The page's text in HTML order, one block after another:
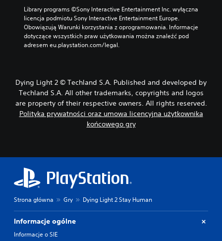
Library programs ©Sony Interactive Entertainment Inc. wyłączna
licencja podmiotu Sony Interactive Entertainment Europe.
Obowiązują Warunki korzystania z oprogramowania. Informacje
dotyczące wszystkich praw użytkowania można znaleźć pod
adresem eu.playstation.com/legal.
Dying Light 2 © Techland S.A. Published and developed by
Techland S.A. All other trademarks, copyrights and logos
are property of their respective owners. All rights reserved.
Polityka prywatności oraz umowa licencyjna użytkownika
końcowego gry
Strona główna Gry Dying Light 2 Stay Human
Informacje ogólne
Informacje o SIE